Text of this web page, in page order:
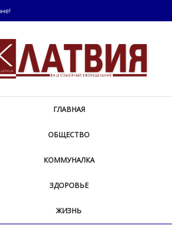
ГЛАВНАЯ
ОБЩЕСТВО
КОММУНАЛКА
ЗДОРОВЬЕ
ЖИЗНЬ